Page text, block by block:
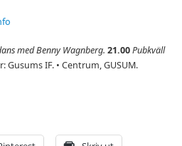
med Benny Wagnberg. 21.00Pubkväll
Gusums IF. • Centrum, GUSUM.